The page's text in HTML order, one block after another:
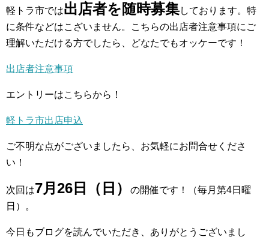
軽トラ市では出店者を随時募集しております。特
に条件などはこざいません。こちらの出店者注意事項にご
理解いただける方でしたら、どなたでもオッケーです！
出店者注意事項
エントリーはこちらから！
軽トラ市出店申込
ご不明な点がございましたら、お気軽にお問合せくださ
い！
次回は7月26日（日）
の開催です！（毎月第4日曜
日）。
今日もブログを読んでいただき、ありがとうございまし